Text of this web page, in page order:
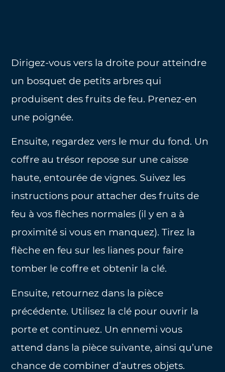
Dirigez-vous vers la droite pour atteindre
un bosquet de petits arbres qui
produisent des fruits de feu. Prenez-en
une poignée.
Ensuite, regardez vers le mur du fond. Un
coffre au trésor repose sur une caisse
haute, entourée de vignes. Suivez les
instructions pour attacher des fruits de
feu à vos flèches normales (il y en a à
proximité si vous en manquez). Tirez la
flèche en feu sur les lianes pour faire
tomber le coffre et obtenir la clé.
Ensuite, retournez dans la pièce
précédente. Utilisez la clé pour ouvrir la
porte et continuez. Un ennemi vous
attend dans la pièce suivante, ainsi qu’une
chance de combiner d’autres objets.